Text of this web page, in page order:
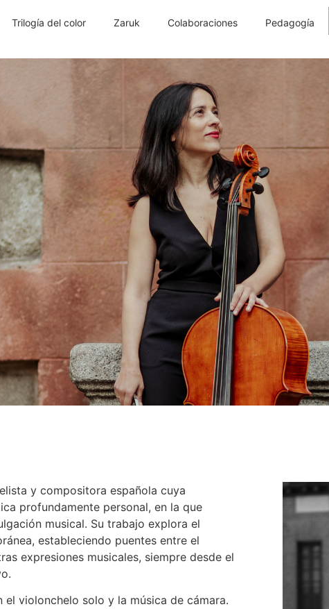
Trilogía del color Zaruk Colaboraciones Pedagogía
y compositora española cuya
profundamente personal, en la que
musical. Su trabajo explora el
estableciendo puentes entre el
expresiones musicales, siempre desde el
violonchelo solo y la música de cámara.